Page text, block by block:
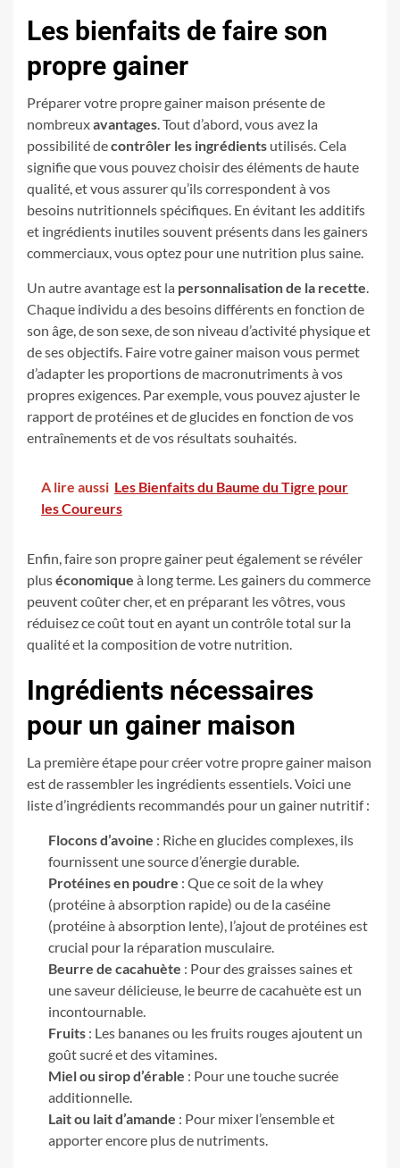
Les bienfaits de faire son
propre gainer
Préparer votre propre gainer maison présente de
nombreuxavantages. Tout d’abord, vous avez la
possibilité decontrôler les ingrédients utilisés. Cela
signifie que vous pouvez choisir des éléments de haute
qualité, et vous assurer qu’ils correspondent à vos
besoins nutritionnels spécifiques. En évitant les additifs
et ingrédients inutiles souvent présents dans les gainers
commerciaux, vous optez pour une nutrition plus saine.
Un autre avantage est la personnalisation de la recette.
Chaque individu a des besoins différents en fonction de
son âge, de son sexe, de son niveau d’activité physique et
de ses objectifs. Faire votre gainer maison vous permet
d’adapter les proportions de macronutriments à vos
propres exigences. Par exemple, vous pouvez ajuster le
rapport de protéines et de glucides en fonction de vos
entraînements et de vos résultats souhaités.
A lire aussi Les Bienfaits du Baume du Tigre pour
les Coureurs
Enfin, faire son propre gainer peut également se révéler
pluséconomique à long terme. Les gainers du commerce
peuvent coûter cher, et en préparant les vôtres, vous
réduisez ce coût tout en ayant un contrôle total sur la
qualité et la composition de votre nutrition.
Ingrédients nécessaires
pour un gainer maison
La première étape pour créer votre propre gainer maison
est de rassembler les ingrédients essentiels. Voici une
liste d’ingrédients recommandés pour un gainer nutritif :
Flocons d’avoine : Riche en glucides complexes, ils
fournissent une source d’énergie durable.
Protéines en poudre : Que ce soit de la whey
(protéine à absorption rapide) ou de la caséine
(protéine à absorption lente), l’ajout de protéines est
crucial pour la réparation musculaire.
Beurre de cacahuète : Pour des graisses saines et
une saveur délicieuse, le beurre de cacahuète est un
incontournable.
Fruits : Les bananes ou les fruits rouges ajoutent un
goût sucré et des vitamines.
Miel ou sirop d’érable : Pour une touche sucrée
additionnelle.
Lait ou lait d’amande : Pour mixer l’ensemble et
apporter encore plus de nutriments.